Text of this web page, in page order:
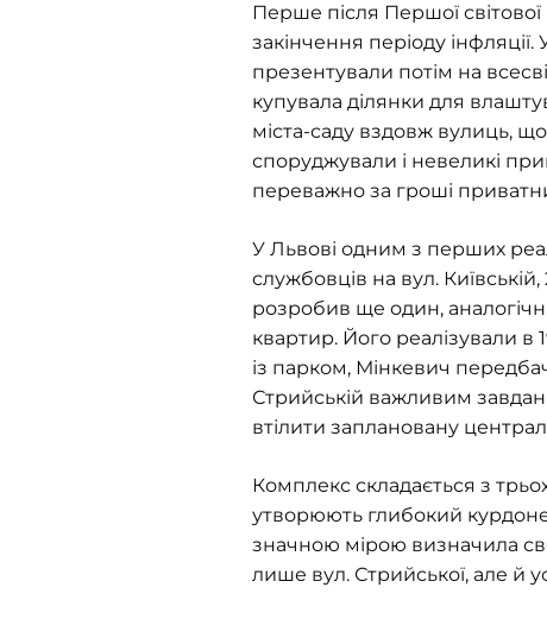
Перше після Першої світової
закінчення періоду інфляції.
презентували потім на
купувала ділянки для
міста-саду вздовж вулиць,
споруджували і невеликі
переважно за гроші
У Львові одним з перших
службовців на вул.
розробив ще один,
квартир. Його реалізували в
із парком, Мінкевич
Стрийській важливим
втілити заплановану
Комплекс складається з
утворюють глибокий
значною мірою визначила
лише вул. Стрийської, але й